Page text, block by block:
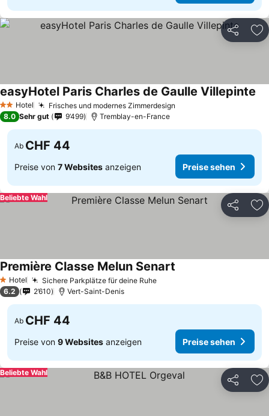
Teilen
2 Sterne
Hotel Frisches und modernes Zimmerdesign
easyHotel Paris Charles de Gaulle Villepinte
8.0 Sehr gut 9’499 Tremblay-en-France
Ab CHF 44
Preise von 7 Websites anzeigen Preise sehen
Teilen
Beliebte Wahl
1 Sterne
Hotel Sichere Parkplätze für deine RuhePreise sehen
Première Classe Melun Senart
6.2 2’610 Vert-Saint-Denis
Ab CHF 44
Preise von 9 Websites anzeigen Preise sehen
Teilen
Beliebte Wahl